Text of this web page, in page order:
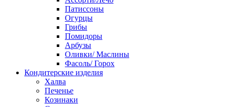
Патиссоны
Огурцы
Грибы
Помидоры
Арбузы
Оливки/ Маслины
Фасоль/ Горох
Кондитерские изделия
Халва
Печенье
Козинаки